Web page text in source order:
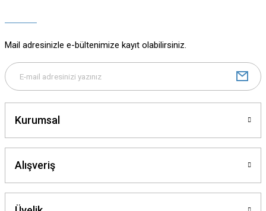
Mail adresinizle e-bültenimize kayıt olabilirsiniz.
Kurumsal
Alışveriş